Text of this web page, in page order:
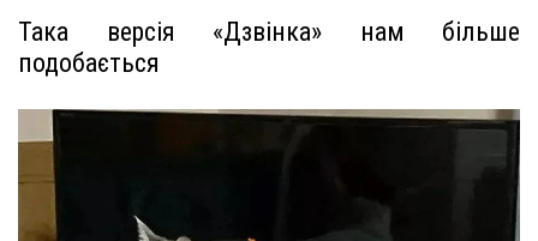
Така версія «Дзвінка» нам більше
подобається